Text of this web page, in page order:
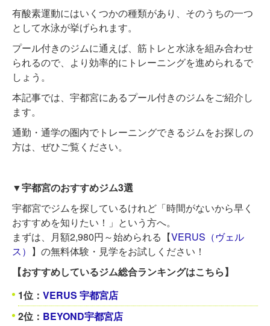
有酸素運動にはいくつかの種類があり、そのうちの一つ
として水泳が挙げられます。
プール付きのジムに通えば、筋トレと水泳を組み合わせ
られるので、より効率的にトレーニングを進められるで
しょう。
本記事では、宇都宮にあるプール付きのジムをご紹介し
ます。
通勤・通学の圏内でトレーニングできるジムをお探しの
方は、ぜひご覧ください。
▼宇都宮のおすすめジム3選
宇都宮でジムを探しているけれど「時間がないから早く
おすすめを知りたい！」という方へ。
まずは、月額2,980円～始められる【VERUS（ヴェル
ス） 】の無料体験・見学をお試しください！
【おすすめしているジム総合ランキングはこちら】
1位： VERUS 宇都宮店
2位： BEYOND宇都宮店